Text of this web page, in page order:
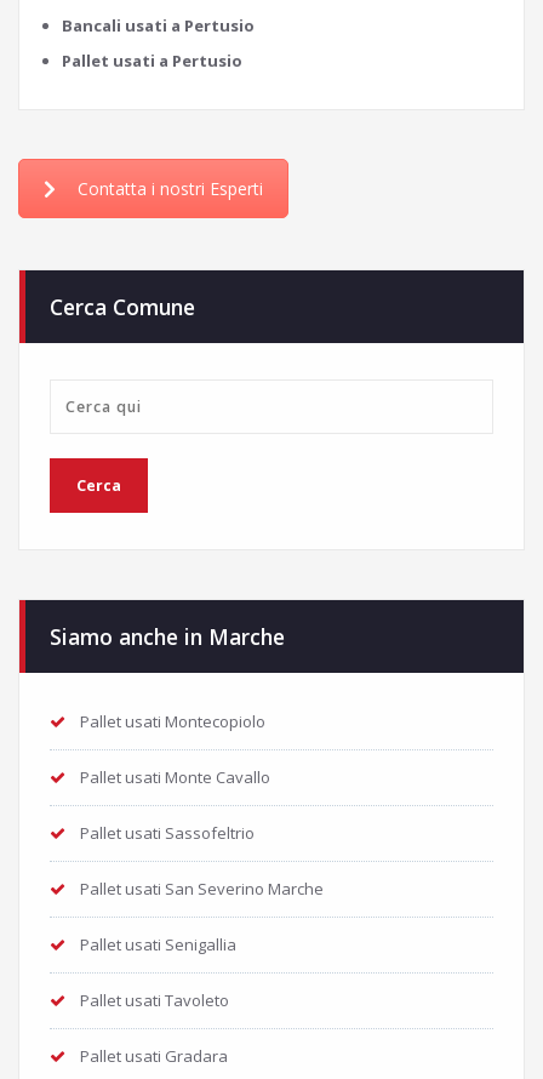
Bancali usati a Pertusio
Pallet usati a Pertusio
Contatta i nostri Esperti
Cerca Comune
Siamo anche in Marche
Pallet usati Montecopiolo
Pallet usati Monte Cavallo
Pallet usati Sassofeltrio
Pallet usati San Severino Marche
Pallet usati Senigallia
Pallet usati Tavoleto
Pallet usati Gradara